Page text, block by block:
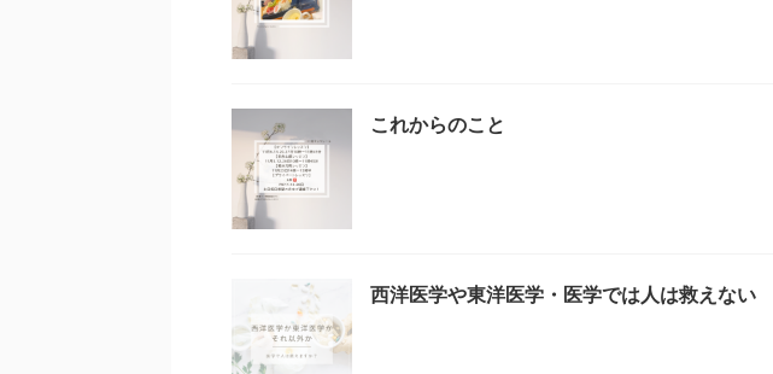
これからのこと
西洋医学や東洋医学・医学では人は救えない